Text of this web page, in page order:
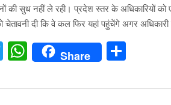
की सुध नहीं ले रही। प्रदेश स्तर के अधिकारियों को
चेतावनी दी कि वे कल फिर यहां पहुंचेंगे अगर
T
tt
W
at
Share
ar